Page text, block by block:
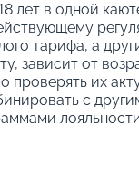
лет в одной
тарифа, а
зависит от
проверять их
с